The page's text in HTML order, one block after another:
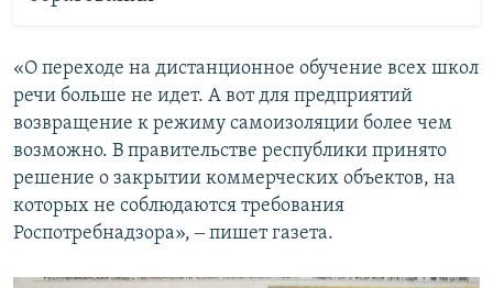
«О переходе на дистанционное обучение всех школ
речи больше не идет. А вот для предприятий
возвращение к режиму самоизоляции более чем
возможно. В правительстве республики принято
решение о закрытии коммерческих объектов, на
которых не соблюдаются требования
Роспотребнадзора», ‒ пишет газета.